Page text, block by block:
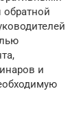
обратной
и